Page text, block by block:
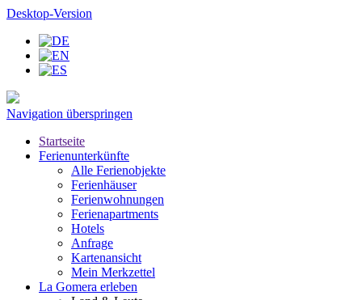
Desktop-Version
Navigation überspringen
Startseite
Ferienunterkünfte
Alle Ferienobjekte
Ferienhäuser
Ferienwohnungen
Ferienapartments
Hotels
Anfrage
Kartenansicht
Mein Merkzettel
La Gomera erleben